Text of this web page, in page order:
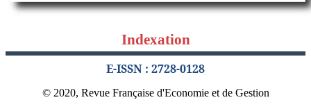
Indexation
E-ISSN : 2728-0128
© 2020, Revue Française d'Economie et de Gestion